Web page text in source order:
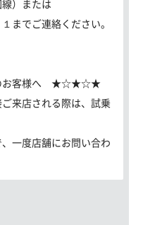
）または
でご連絡ください。
客様へ ★☆★☆★
される際は、試乗
店舗にお問い合わ